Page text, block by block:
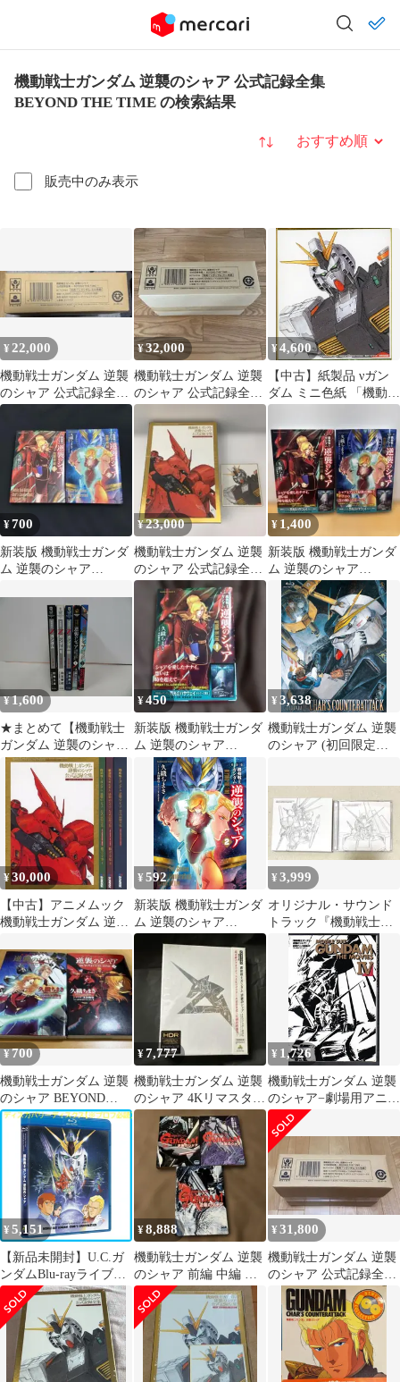
機動戦士ガンダム 逆襲のシャア 公式記録全集
BEYOND THE TIME の検索結果
販売中のみ表示
並び替え
¥ 22,000
機動戦士ガンダム 逆襲
のシャア 公式記録全集
-BEYOND THE TIME-
¥32,000
機動戦士ガンダム 逆襲
のシャア 公式記録全集
BEYOND THE TIME
¥4,600
【中古】紙製品 νガン
ダム ミニ色紙 「機動戦
士ガンダム 逆襲のシャ
ア 公式記録全集-
BEYOND THE TIME-」
サンライズストア購入
特典
¥700
新装版 機動戦士ガンダ
ム 逆襲のシャア
¥23,000
機動戦士ガンダム 逆襲
のシャア 公式記録全集
h4140
¥ 1,400
新装版 機動戦士ガンダ
ム 逆襲のシャア
BEYOND THE TIME 全
2巻
¥1,600
★まとめて【機動戦士
ガンダム 逆襲のシャア
BEYOND THE TIME
全2巻】【機動戦士Zガ
ンダム 全3巻】
¥450
新装版 機動戦士ガンダ
ム 逆襲のシャア
BEYOND THE TIME
¥3,638
機動戦士ガンダム 逆襲
のシャア (初回限定版)
¥30,000
【中古】アニメムック
機動戦士ガンダム 逆襲
－BEYOND THE TIME
－
¥592
新装版 機動戦士ガンダ
ム 逆襲のシャア
BEYOND THE TIME
（2）（コミック）
¥3,999
オリジナル・サウンド
トラック『機動戦士ガ
ンダム 逆襲のシャア』
増補盤
¥700
機動戦士ガンダム 逆襲
のシャア BEYOND
THE TIME 1・2巻
¥7,777
機動戦士ガンダム 逆襲
のシャア 4Kリマスター
BOX
¥ 1,726
機動戦士ガンダム 逆襲
のシャア−劇場用アニメ
映画第4作フィルムコミ
ック (旭屋出版コミッ
クス)
¥ 5,151
【新品未開封】U.C.ガ
ンダムBlu-rayライブラ
リーズ 機動戦士ガンダ
ム 逆襲のシャア 古谷
徹 (出演) 池田秀一 (出
演) 富野由悠季 (監督)
形式: Blu-ray
¥8,888
機動戦士ガンダム 逆襲
のシャア 前編 中編 後
編 富野由悠季 アニメ
ージュ文庫
¥31,800
機動戦士ガンダム 逆襲
のシャア 公式記録全集
BEYOND THE TIME